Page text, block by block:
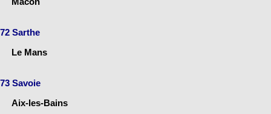
72 Sarthe
Le Mans
73 Savoie
Aix-les-Bains